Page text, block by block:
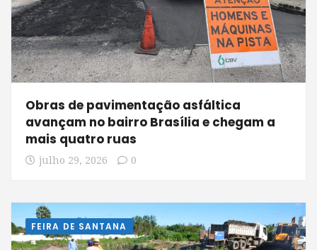
Obras de pavimentação asfáltica
avançam no bairro Brasília e chegam a
mais quatro ruas
julho 29, 2026 0
FEIRA DE SANTANA